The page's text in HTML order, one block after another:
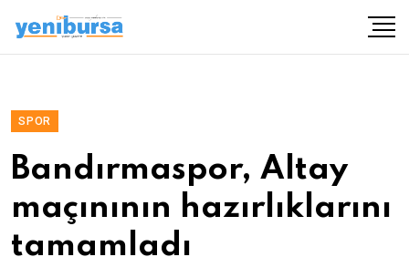
SPOR
Bandırmaspor, Altay
maçınının hazırlıklarını
tamamladı